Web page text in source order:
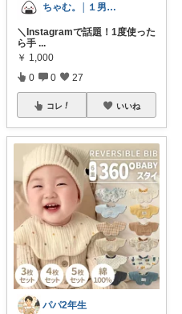
ちゃむ。│１男２女＋🐶のふっくらママ
＼Instagramで話題！1度使った
ら手 ...
￥ 1,000
0 0 27
コレ いいね
パパ2年生